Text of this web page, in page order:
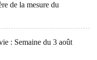
de la mesure du
: Semaine du 3 août